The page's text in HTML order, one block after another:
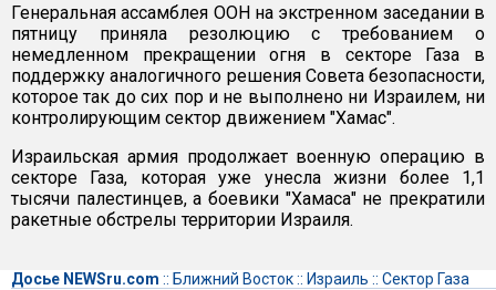
Генеральная ассамблея ООН на экстренном заседании в
пятницу приняла резолюцию с требованием о
немедленном прекращении огня в секторе Газа в
поддержку аналогичного решения Совета безопасности,
которое так до сих пор и не выполнено ни Израилем, ни
контролирующим сектор движением "Хамас".
Израильская армия продолжает военную операцию в
секторе Газа, которая уже унесла жизни более 1,1
тысячи палестинцев, а боевики "Хамаса" не прекратили
ракетные обстрелы территории Израиля.
Досье NEWSru.com :: Ближний Восток:: Израиль :: Сектор Газа